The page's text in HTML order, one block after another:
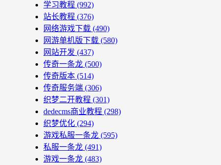
学习教程 (992)
站长教程 (376)
网络游戏下载 (490)
网游单机版下载 (580)
网站开发 (437)
传奇一条龙 (500)
传奇版本 (514)
传奇服务端 (306)
织梦二开教程 (301)
dedecms商业教程 (298)
织梦优化 (294)
游戏私服一条龙 (595)
私服一条龙 (491)
游戏一条龙 (483)